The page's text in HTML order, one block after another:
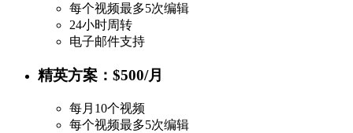
每个视频最多5次编辑
24小时周转
电子邮件支持
精英方案：$500/月
每月10个视频
每个视频最多5次编辑